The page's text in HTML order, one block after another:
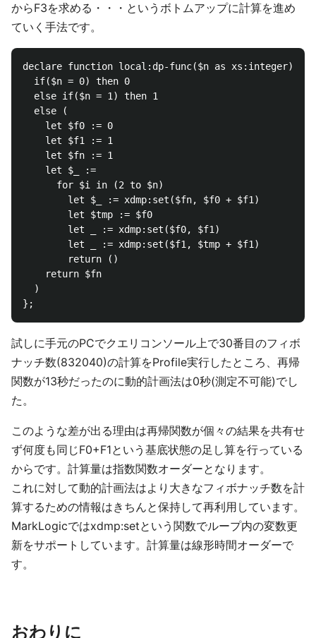
からF3を求める・・・というボトムアップに計算を進め
ていく手法です。
declare function local:dp-func($n as xs:integer){
  if($n = 0) then 0
  else if($n = 1) then 1
  else (
    let $f0 := 0
    let $f1 := 1
    let $fn := 1
    let $_ :=
      for $i in (2 to $n)
        let $_ := xdmp:set($fn, $f0 + $f1)
        let $tmp := $f0
        let _ := xdmp:set($f0, $f1)
        let _ := xdmp:set($f1, $tmp + $f1)
        return ()
    return $fn
  )
試しに手元のPCでクエリコンソール上で30番目のフィボ
ナッチ数(832040)の計算をProfile実行したところ、再帰
関数が13秒だったのに動的計画法は0秒(測定不可能)でし
た。
このような差が出る理由は再帰関数が個々の結果を共有せ
ず何度も同じF0+F1という基底状態の足し算を行っている
からです。計算量は指数関数オーダーとなります。
これに対して動的計画法はより大きなフィボナッチ数を計
算するための情報はきちんと保持して再利用しています。
MarkLogicではxdmp:setという関数でループ内の変数更
新をサポートしています。計算量は線形時間オーダーで
す。
おわりに